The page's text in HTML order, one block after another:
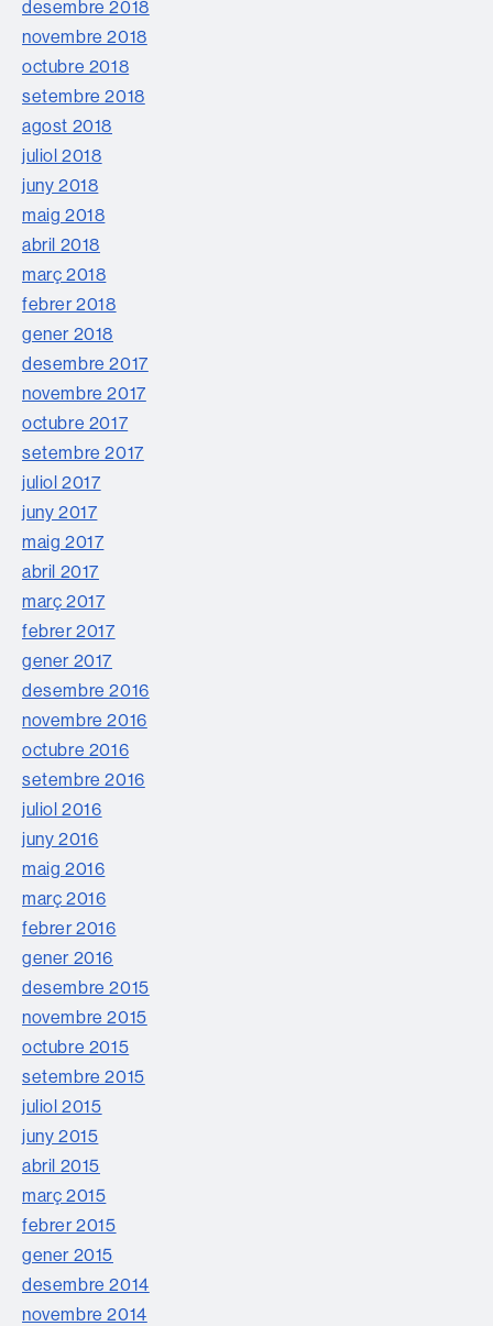
desembre 2018
novembre 2018
octubre 2018
setembre 2018
agost 2018
juliol 2018
juny 2018
maig 2018
abril 2018
març 2018
febrer 2018
gener 2018
desembre 2017
novembre 2017
octubre 2017
setembre 2017
juliol 2017
juny 2017
maig 2017
abril 2017
març 2017
febrer 2017
gener 2017
desembre 2016
novembre 2016
octubre 2016
setembre 2016
juliol 2016
juny 2016
maig 2016
març 2016
febrer 2016
gener 2016
desembre 2015
novembre 2015
octubre 2015
setembre 2015
juliol 2015
juny 2015
abril 2015
març 2015
febrer 2015
gener 2015
desembre 2014
novembre 2014